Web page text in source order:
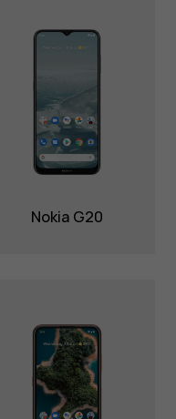
Nokia G20